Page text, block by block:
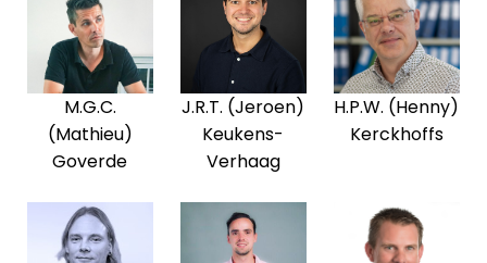
M.G.C.
(Mathieu)
Goverde
J.R.T. (Jeroen)
Keukens-
Verhaag
H.P.W. (Henny)
Kerckhoffs